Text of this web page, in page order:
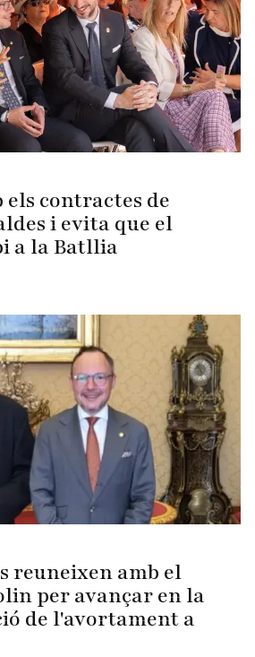
contractes de
i evita que el
a la Batllia
reuneixen amb el
per avançar en la
de l'avortament a